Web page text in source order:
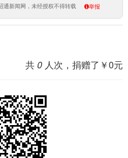
通新闻网，未经授权不得转载 举报
共 0 人次，捐赠了￥0元